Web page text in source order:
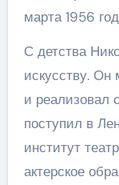
марта 1956
С детства
искусству. Он
и реализовал
поступил в
институт
актерское